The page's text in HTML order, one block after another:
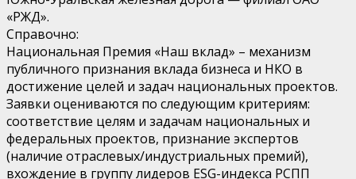
«РЖД».
Справочно:
Национальная Премия «Наш вклад» – механизм
публичного признания вклада бизнеса и НКО в
достижение целей и задач национальных проектов.
Заявки оцениваются по следующим критериям:
соответствие целям и задачам национальных и
федеральных проектов, признание экспертов
(наличие отраслевых/индустриальных премий),
вхождение в группу лидеров ESG-индекса РСПП